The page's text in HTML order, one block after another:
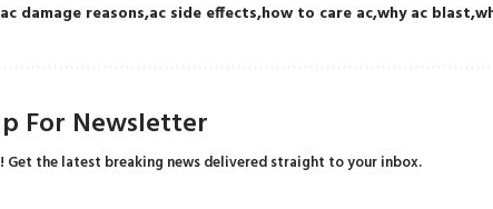
ac damage reasons ac side effects how to care acwhy ac blast
For Newsletter
Get the latest breaking news delivered straight to your inbox.